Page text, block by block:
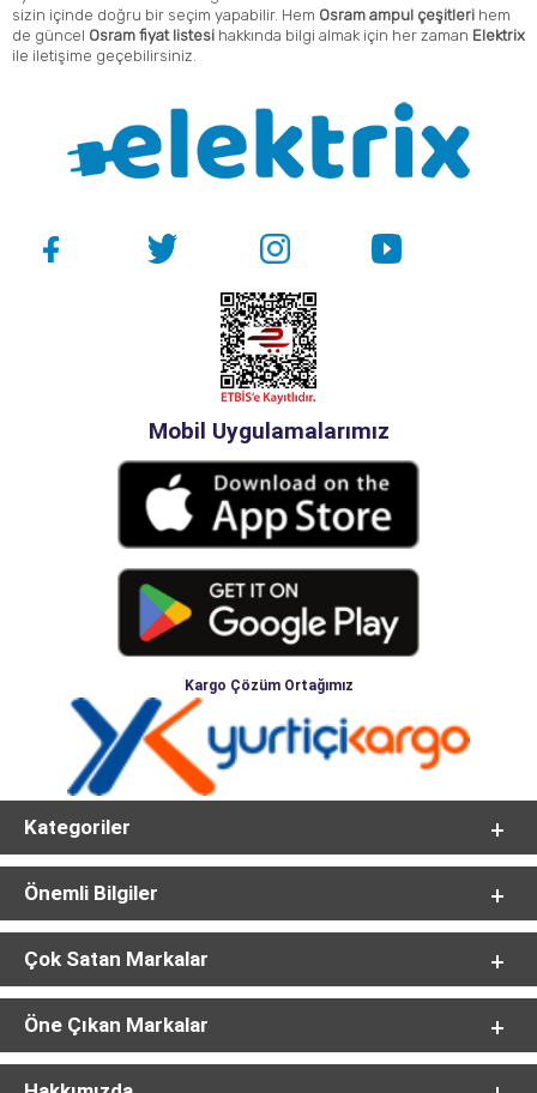
sizin içinde doğru bir seçim yapabilir. Hem Osram ampul çeşitleri hem
de güncel Osram fiyat listesi hakkında bilgi almak için her zaman Elektrix
ile iletişime geçebilirsiniz.
Mobil Uygulamalarımız
Kargo Çözüm Ortağımız
Kategoriler
Önemli Bilgiler
Çok Satan Markalar
Öne Çıkan Markalar